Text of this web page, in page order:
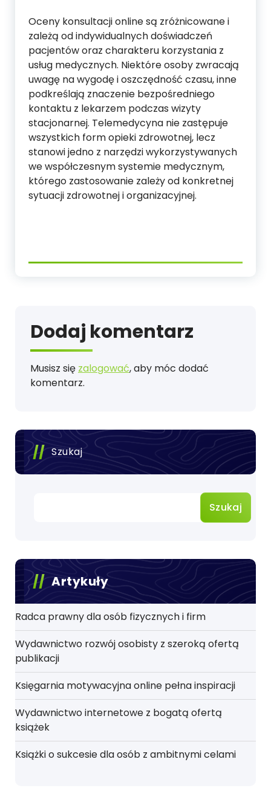
Oceny konsultacji online są zróżnicowane i
zależą od indywidualnych doświadczeń
pacjentów oraz charakteru korzystania z
usług medycznych. Niektóre osoby zwracają
uwagę na wygodę i oszczędność czasu, inne
podkreślają znaczenie bezpośredniego
kontaktu z lekarzem podczas wizyty
stacjonarnej. Telemedycyna nie zastępuje
wszystkich form opieki zdrowotnej, lecz
stanowi jedno z narzędzi wykorzystywanych
we współczesnym systemie medycznym,
którego zastosowanie zależy od konkretnej
sytuacji zdrowotnej i organizacyjnej.
Dodaj komentarz
Musisz się zalogować, aby móc dodać
komentarz.
Szukaj
Szukaj
Artykuły
Radca prawny dla osób fizycznych i firm
Wydawnictwo rozwój osobisty z szeroką ofertą
publikacji
Księgarnia motywacyjna online pełna inspiracji
Wydawnictwo internetowe z bogatą ofertą
książek
Książki o sukcesie dla osób z ambitnymi celami